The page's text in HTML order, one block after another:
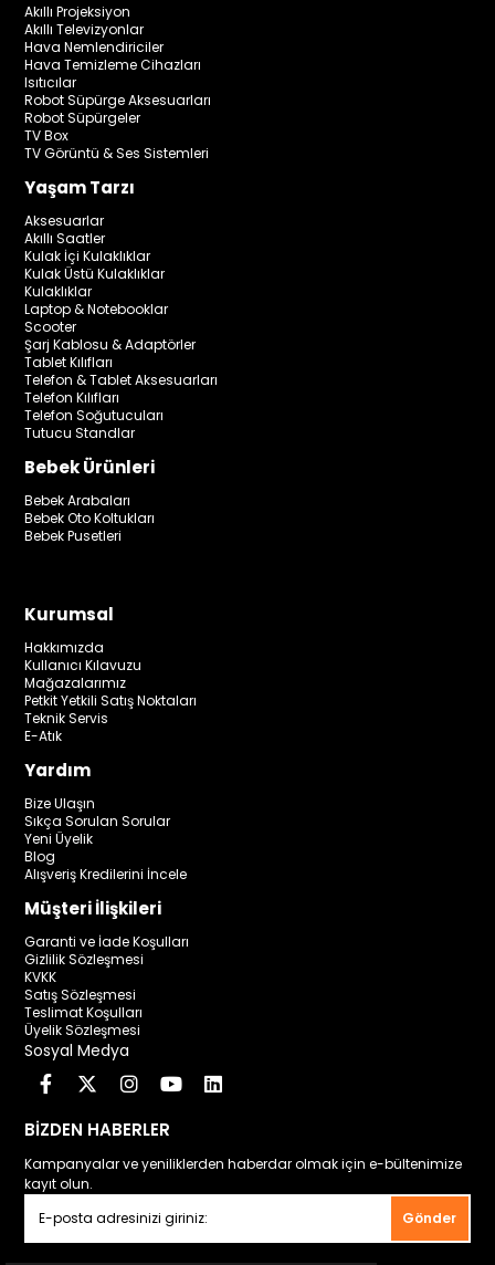
Akıllı Projeksiyon
Akıllı Televizyonlar
Hava Nemlendiriciler
Hava Temizleme Cihazları
Isıtıcılar
Robot Süpürge Aksesuarları
Robot Süpürgeler
TV Box
TV Görüntü & Ses Sistemleri
Yaşam Tarzı
Aksesuarlar
Akıllı Saatler
Kulak İçi Kulaklıklar
Kulak Üstü Kulaklıklar
Kulaklıklar
Laptop & Notebooklar
Scooter
Şarj Kablosu & Adaptörler
Tablet Kılıfları
Telefon & Tablet Aksesuarları
Telefon Kılıfları
Telefon Soğutucuları
Tutucu Standlar
Bebek Ürünleri
Bebek Arabaları
Bebek Oto Koltukları
Bebek Pusetleri
Kurumsal
Hakkımızda
Kullanıcı Kılavuzu
Mağazalarımız
Petkit Yetkili Satış Noktaları
Teknik Servis
E-Atık
Yardım
Bize Ulaşın
Sıkça Sorulan Sorular
Yeni Üyelik
Blog
Alışveriş Kredilerini İncele
Müşteri İlişkileri
Garanti ve İade Koşulları
Gizlilik Sözleşmesi
KVKK
Satış Sözleşmesi
Teslimat Koşulları
Üyelik Sözleşmesi
Sosyal Medya
BİZDEN HABERLER
Kampanyalar ve yeniliklerden haberdar olmak için e-bültenimize
kayıt olun.
Gönder